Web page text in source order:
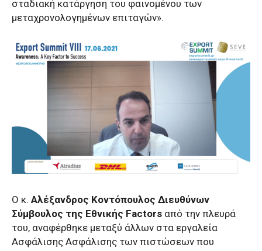
σταδιακή κατάργηση του φαινομένου των
μεταχρονολογημένων επιταγών».
Ο κ. Αλέξανδρος Κοντόπουλος Διευθύνων
Σύμβουλος της Εθνικής Factors από την πλευρά
του, αναφέρθηκε μεταξύ άλλων στα εργαλεία
Ασφάλισης Ασφάλισης των πιστώσεων που